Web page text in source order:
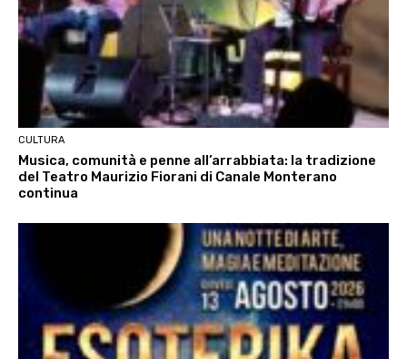
CULTURA
Musica, comunità e penne all’arrabbiata: la tradizione
del Teatro Maurizio Fiorani di Canale Monterano
continua